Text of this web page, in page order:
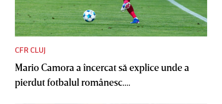
CFR CLUJ
Mario Camora a încercat să explice unde a
pierdut fotbalul românesc....